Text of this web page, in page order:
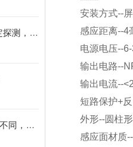
OPTEX激光传感器：远距离稳定探测，拓展应用范围
激光传感器根据激光计量方法的不同，可分为以下三种
安装方式--
感应距离--4
电源电压--
输出电路--
输出电流--
短路保护+
外形--圆柱
感应面材质